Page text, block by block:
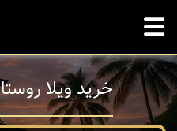
خرید ویلا